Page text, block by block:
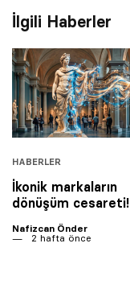
İlgili Haberler
HABERLER
İkonik markaların
dönüşüm cesareti!
Nafizcan Önder
2 hafta önce